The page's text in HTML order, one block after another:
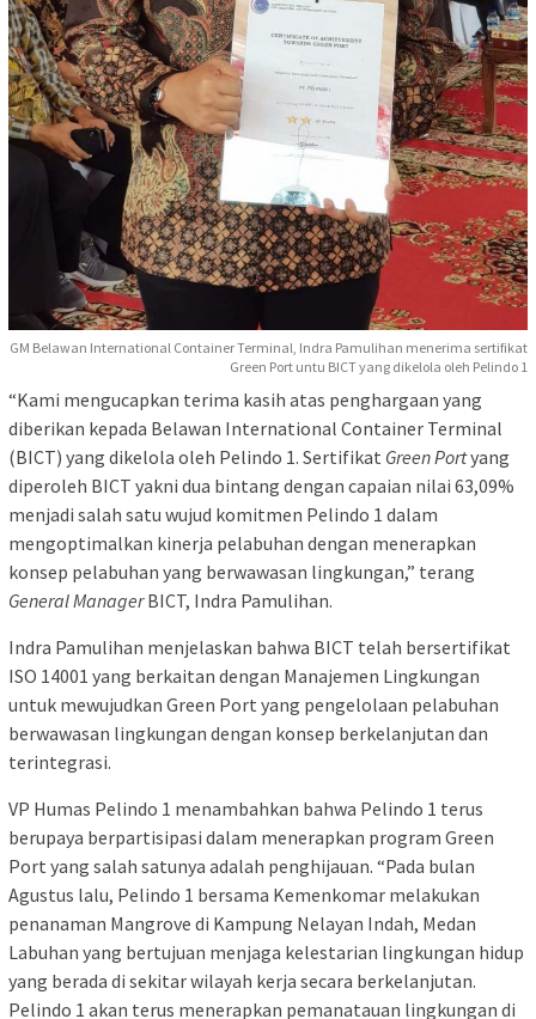
GM Belawan International Container Terminal, Indra Pamulihan menerima sertifikat
Green Port untu BICT yang dikelola oleh Pelindo 1
“Kami mengucapkan terima kasih atas penghargaan yang
diberikan kepada Belawan International Container Terminal
(BICT) yang dikelola oleh Pelindo 1. Sertifikat Green Portyang
diperoleh BICT yakni dua bintang dengan capaian nilai 63,09%
menjadi salah satu wujud komitmen Pelindo 1 dalam
mengoptimalkan kinerja pelabuhan dengan menerapkan
konsep pelabuhan yang berwawasan lingkungan,” terang
General ManagerBICT, Indra Pamulihan.
Indra Pamulihan menjelaskan bahwa BICT telah bersertifikat
ISO 14001 yang berkaitan dengan Manajemen Lingkungan
untuk mewujudkan Green Port yang pengelolaan pelabuhan
berwawasan lingkungan dengan konsep berkelanjutan dan
terintegrasi.
VP Humas Pelindo 1 menambahkan bahwa Pelindo 1 terus
berupaya berpartisipasi dalam menerapkan program Green
Port yang salah satunya adalah penghijauan. “Pada bulan
Agustus lalu, Pelindo 1 bersama Kemenkomar melakukan
penanaman Mangrove di Kampung Nelayan Indah, Medan
Labuhan yang bertujuan menjaga kelestarian lingkungan hidup
yang berada di sekitar wilayah kerja secara berkelanjutan.
Pelindo 1 akan terus menerapkan pemanatauan lingkungan di